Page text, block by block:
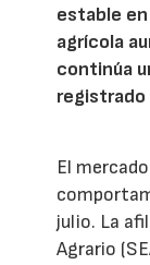
estable
agrícola
continúa
registrado
El
julio. La
Agrario